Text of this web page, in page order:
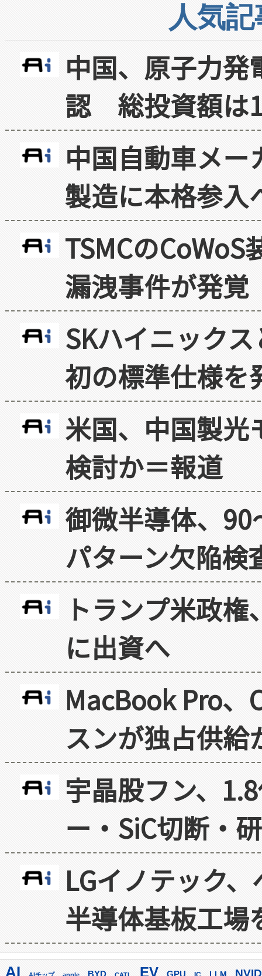
人気
中国、原子力
認 総投資額は
中国自動車メ
製造に本格参入
TSMCの
漏洩事件が発覚
SKハイニック
初の標準仕様を
米国、中国製光
検討か＝報道
御微半導体、
パターン欠陥検
トランプ米政
に出資へ
MacBook Pro
スンが独占供給
宇晶股フン、
ー・SiC切断・
LGイノテック
半導体基板工場
AI EV